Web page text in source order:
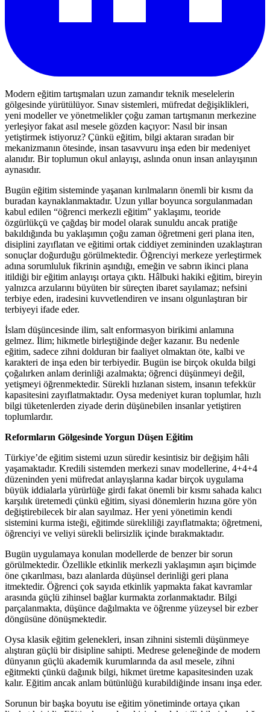
Modern eğitim tartışmaları uzun zamandır teknik meselelerin
gölgesinde yürütülüyor. Sınav sistemleri, müfredat değişiklikleri,
yeni modeller ve yönetmelikler çoğu zaman tartışmanın merkezine
yerleşiyor fakat asıl mesele gözden kaçıyor: Nasıl bir insan
yetiştirmek istiyoruz? Çünkü eğitim, bilgi aktaran sıradan bir
mekanizmanın ötesinde, insan tasavvuru inşa eden bir medeniyet
alanıdır. Bir toplumun okul anlayışı, aslında onun insan anlayışının
aynasıdır.
Bugün eğitim sisteminde yaşanan kırılmaların önemli bir kısmı da
buradan kaynaklanmaktadır. Uzun yıllar boyunca sorgulanmadan
kabul edilen “öğrenci merkezli eğitim” yaklaşımı, teoride
özgürlükçü ve çağdaş bir model olarak sunuldu ancak pratiğe
bakıldığında bu yaklaşımın çoğu zaman öğretmeni geri plana iten,
disiplini zayıflatan ve eğitimi ortak ciddiyet zemininden uzaklaştıran
sonuçlar doğurduğu görülmektedir. Öğrenciyi merkeze yerleştirmek
adına sorumluluk fikrinin aşındığı, emeğin ve sabrın ikinci plana
itildiği bir eğitim anlayışı ortaya çıktı. Hâlbuki hakiki eğitim, bireyin
yalnızca arzularını büyüten bir süreçten ibaret sayılamaz; nefsini
terbiye eden, iradesini kuvvetlendiren ve insanı olgunlaştıran bir
terbiyeyi ifade eder.
İslam düşüncesinde ilim, salt enformasyon birikimi anlamına
gelmez. İlim; hikmetle birleştiğinde değer kazanır. Bu nedenle
eğitim, sadece zihni dolduran bir faaliyet olmaktan öte, kalbi ve
karakteri de inşa eden bir terbiyedir. Bugün ise birçok okulda bilgi
çoğalırken anlam derinliği azalmakta; öğrenci düşünmeyi değil,
yetişmeyi öğrenmektedir. Sürekli hızlanan sistem, insanın tefekkür
kapasitesini zayıflatmaktadır. Oysa medeniyet kuran toplumlar, hızlı
bilgi tüketenlerden ziyade derin düşünebilen insanlar yetiştiren
toplumlardır.
Reformların Gölgesinde Yorgun Düşen Eğitim
Türkiye’de eğitim sistemi uzun süredir kesintisiz bir değişim hâli
yaşamaktadır. Kredili sistemden merkezi sınav modellerine, 4+4+4
düzeninden yeni müfredat anlayışlarına kadar birçok uygulama
büyük iddialarla yürürlüğe girdi fakat önemli bir kısmı sahada kalıcı
karşılık üretemedi çünkü eğitim, siyasi dönemlerin hızına göre yön
değiştirebilecek bir alan sayılmaz. Her yeni yönetimin kendi
sistemini kurma isteği, eğitimde sürekliliği zayıflatmakta; öğretmeni,
öğrenciyi ve veliyi sürekli belirsizlik içinde bırakmaktadır.
Bugün uygulamaya konulan modellerde de benzer bir sorun
görülmektedir. Özellikle etkinlik merkezli yaklaşımın aşırı biçimde
öne çıkarılması, bazı alanlarda düşünsel derinliği geri plana
itmektedir. Öğrenci çok sayıda etkinlik yapmakta fakat kavramlar
arasında güçlü zihinsel bağlar kurmakta zorlanmaktadır. Bilgi
parçalanmakta, düşünce dağılmakta ve öğrenme yüzeysel bir ezber
döngüsüne dönüşmektedir.
Oysa klasik eğitim gelenekleri, insan zihnini sistemli düşünmeye
alıştıran güçlü bir disipline sahipti. Medrese geleneğinde de modern
dünyanın güçlü akademik kurumlarında da asıl mesele, zihni
eğitmekti çünkü dağınık bilgi, hikmet üretme kapasitesinden uzak
kalır. Eğitim ancak anlam bütünlüğü kurabildiğinde insanı inşa eder.
Sorunun bir başka boyutu ise eğitim yönetiminde ortaya çıkan